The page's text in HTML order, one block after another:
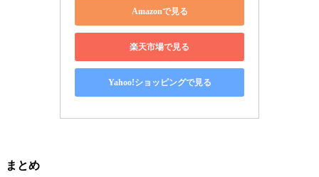
Amazonで見る
楽天市場で見る
Yahoo!ショッピングで見る
まとめ